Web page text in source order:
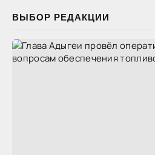
ВЫБОР РЕДАКЦИИ